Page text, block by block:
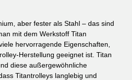
aber fester als Stahl – das sind
mit dem Werkstoff Titan
hervorragende Eigenschaften,
Herstellung geeignet ist. Titan
diese außergewöhnliche
Titantrolleys langlebig und